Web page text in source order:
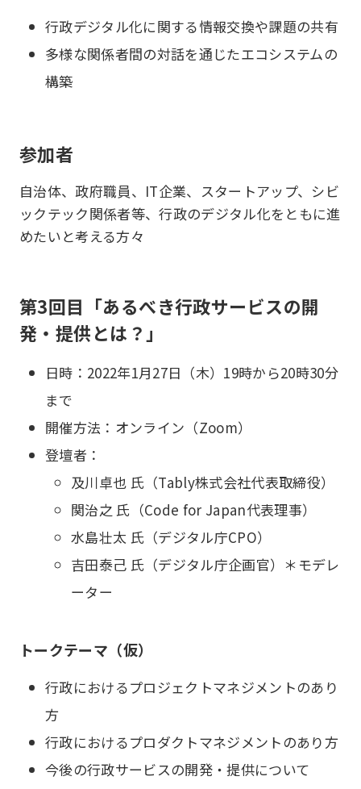
行政デジタル化に関する情報交換や課題の共有
多様な関係者間の対話を通じたエコシステムの
構築
参加者
自治体、政府職員、IT企業、スタートアップ、シビ
ックテック関係者等、行政のデジタル化をともに進
めたいと考える方々
第3回目「あるべき行政サービスの開
発・提供とは？」
日時：2022年1月27日（木）19時から20時30分
まで
開催方法：オンライン（Zoom）
登壇者：
及川卓也 氏（Tably株式会社代表取締役）
関治之 氏（Code for Japan代表理事）
水島壮太 氏（デジタル庁CPO）
吉田泰己 氏（デジタル庁企画官）＊モデレ
ーター
トークテーマ（仮）
行政におけるプロジェクトマネジメントのあり
方
行政におけるプロダクトマネジメントのあり方
今後の行政サービスの開発・提供について